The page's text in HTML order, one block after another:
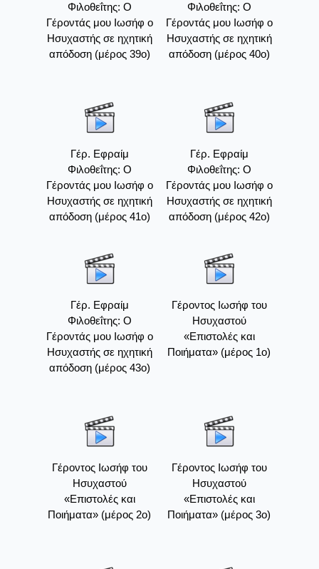
Φιλοθεΐτης: Ο
Γέροντάς μου Ιωσήφ ο
Ησυχαστής σε ηχητική
απόδοση (μέρος 39ο)
Φιλοθεΐτης: Ο
Γέροντάς μου Ιωσήφ ο
Ησυχαστής σε ηχητική
απόδοση (μέρος 40ο)
Γέρ. Εφραίμ
Φιλοθεΐτης: Ο
Γέροντάς μου Ιωσήφ ο
Ησυχαστής σε ηχητική
απόδοση (μέρος 41ο)
Γέρ. Εφραίμ
Φιλοθεΐτης: Ο
Γέροντάς μου Ιωσήφ ο
Ησυχαστής σε ηχητική
απόδοση (μέρος 42ο)
Γέρ. Εφραίμ
Φιλοθεΐτης: Ο
Γέροντάς μου Ιωσήφ ο
Ησυχαστής σε ηχητική
απόδοση (μέρος 43ο)
Γέροντος Ιωσήφ του
Ησυχαστού
«Επιστολές και
Ποιήματα» (μέρος 1ο)
Γέροντος Ιωσήφ του
Ησυχαστού
«Επιστολές και
Ποιήματα» (μέρος 2ο)
Γέροντος Ιωσήφ του
Ησυχαστού
«Επιστολές και
Ποιήματα» (μέρος 3ο)